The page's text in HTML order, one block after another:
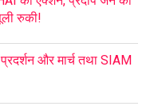
रुकी!
और मार्च तथा SIAM